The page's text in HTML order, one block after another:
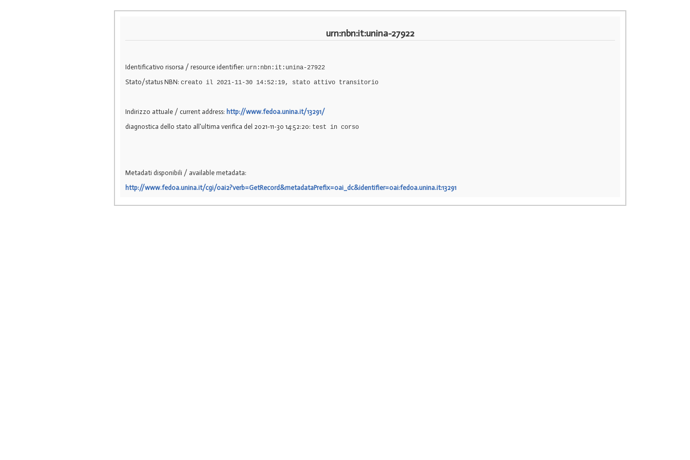
urn:nbn:it:unina-27922
Identificativo risorsa / resource identifier: urn:nbn:it:unina-27922
Stato/status NBN: creato il 2021-11-30 14:52:19, stato attivo transitorio
Indirizzo attuale / current address: http://www.fedoa.unina.it/13291/
diagnostica dello stato all'ultima verifica del 2021-11-30 14:52:20: test in corso
Metadati disponibili / available metadata:
http://www.fedoa.unina.it/cgi/oai2?verb=GetRecord&metadataPrefix=oai_dc&identifier=oai:fedoa.unina.it:13291